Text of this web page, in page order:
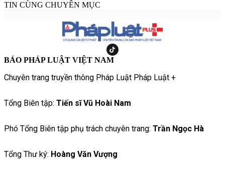
TIN CÙNG CHUYÊN MỤC
BÁO PHÁP LUẬT VIỆT NAM
Chuyên trang truyền thông Pháp Luật Pháp Luật +
Tổng Biên tập: Tiến sĩ Vũ Hoài Nam
Phó Tổng Biên tập phụ trách chuyên trang: Trần Ngọc Hà
Tổng Thư ký: Hoàng Văn Vượng